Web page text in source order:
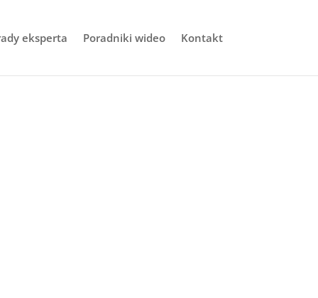
eksperta Poradniki wideo Kontakt